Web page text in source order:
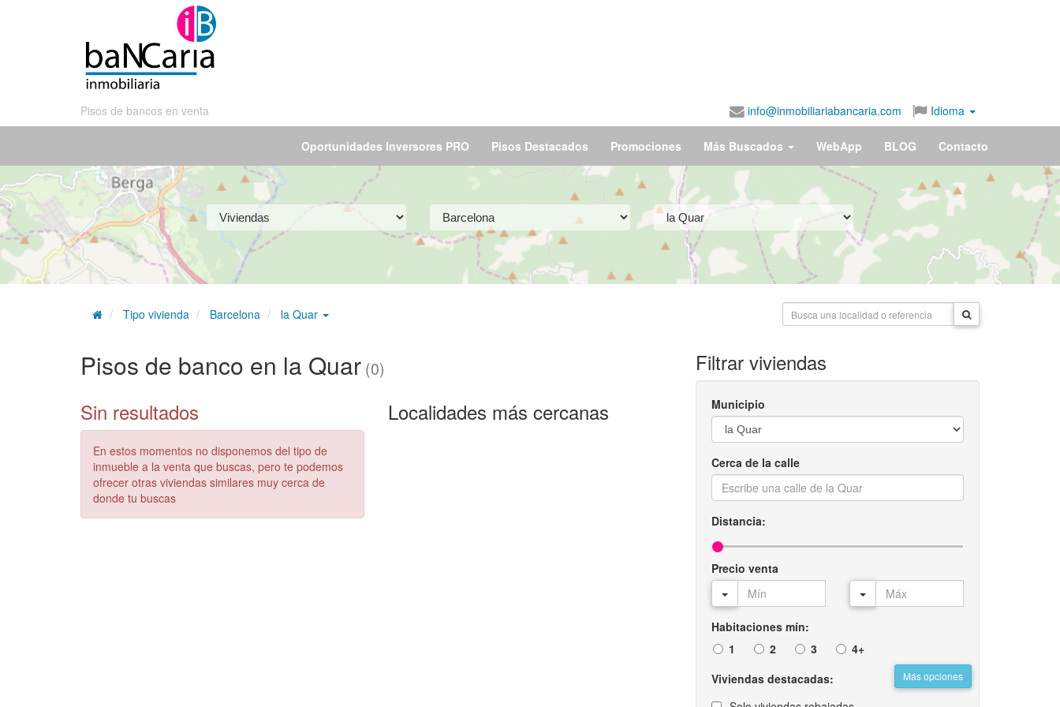
Pisos de bancos en venta info@inmobiliariabancaria.com Idioma
Oportunidades Inversores PRO Pisos Destacados Promociones Más Buscados WebApp BLOG Contacto
Tipo vivienda Barcelona la Quar
Pisos de banco en la Quar (0)
Sin resultados
En estos momentos no disponemos del tipo de
inmueble a la venta que buscas, pero te podemos
ofrecer otras viviendas similares muy cerca de
donde tu buscas
Localidades más cercanas
Filtrar viviendas
Municipio
Cerca de la calle
Distancia:
Precio venta
Habitaciones mín:
1
2 3 4+
Más opciones
Viviendas destacadas: